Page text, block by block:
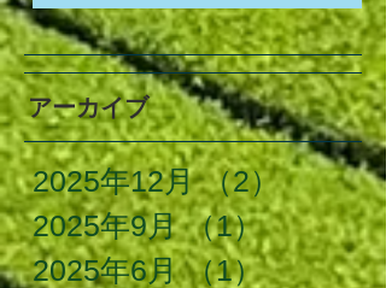
アーカイブ
2025年12月 （2）2件の記
2025年9月 （1）1件の記事
2025年6月 （1）1件の記事